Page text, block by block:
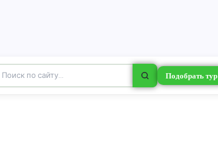
Подобрать тур